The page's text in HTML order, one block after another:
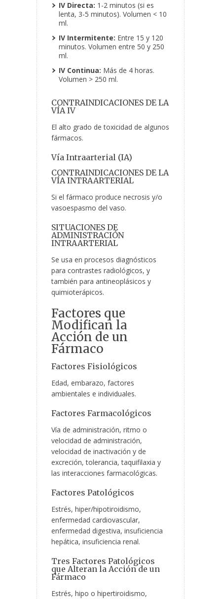
IV Directa: 1-2 minutos (si es
lenta, 3-5 minutos). Volumen < 10
ml.
IV Intermitente: Entre 15 y 120
minutos. Volumen entre 50 y 250
ml.
IV Continua: Más de 4 horas.
Volumen > 250 ml.
CONTRAINDICACIONES DE LA
VÍA IV
El alto grado de toxicidad de algunos
fármacos.
Vía Intraarterial (IA)
CONTRAINDICACIONES DE LA
VÍA INTRAARTERIAL
Si el fármaco produce necrosis y/o
vasoespasmo del vaso.
SITUACIONES DE
ADMINISTRACIÓN
INTRAARTERIAL
Se usa en procesos diagnósticos
para contrastes radiológicos, y
también para antineoplásicos y
quimioterápicos.
Factores que
Modifican la
Acción de un
Fármaco
Factores Fisiológicos
Edad, embarazo, factores
ambientales e individuales.
Factores Farmacológicos
Vía de administración, ritmo o
velocidad de administración,
velocidad de inactivación y de
excreción, tolerancia, taquifilaxia y
las interacciones farmacológicas.
Factores Patológicos
Estrés, hiper/hipotiroidismo,
enfermedad cardiovascular,
enfermedad digestiva, insuficiencia
hepática, insuficiencia renal.
Tres Factores Patológicos
que Alteran la Acción de un
Fármaco
Estrés, hipo o hipertiroidismo,